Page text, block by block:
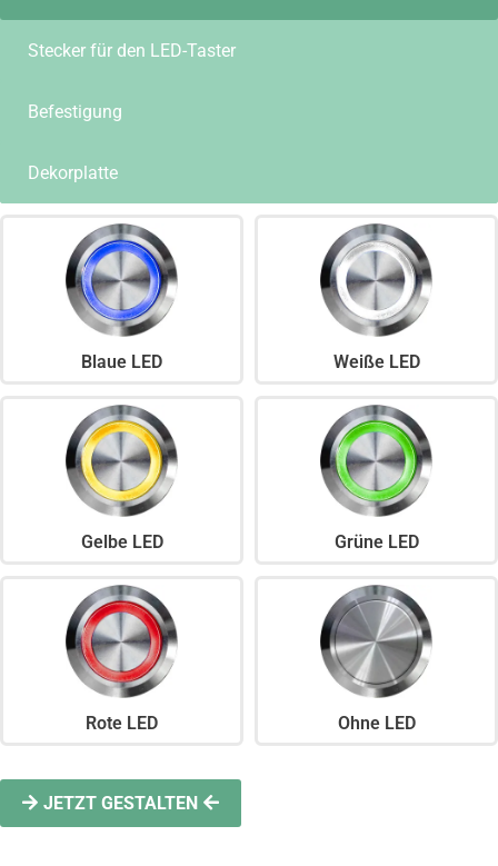
Stecker für den LED-Taster
Befestigung
Dekorplatte
Blaue LED Weiße LED
Gelbe LED Grüne LED
Rote LED Ohne LED
JETZT GESTALTEN